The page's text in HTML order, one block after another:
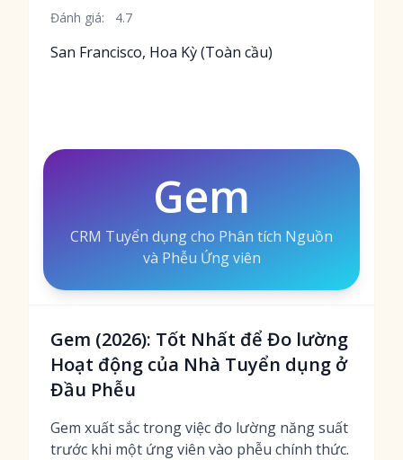
Đánh giá: 4.7
San Francisco, Hoa Kỳ (Toàn cầu)
Gem
CRM Tuyển dụng cho Phân tích Nguồn
và Phễu Ứng viên
Gem (2026): Tốt Nhất để Đo lường
Hoạt động của Nhà Tuyển dụng ở
Đầu Phễu
Gem xuất sắc trong việc đo lường năng suất
trước khi một ứng viên vào phễu chính thức.